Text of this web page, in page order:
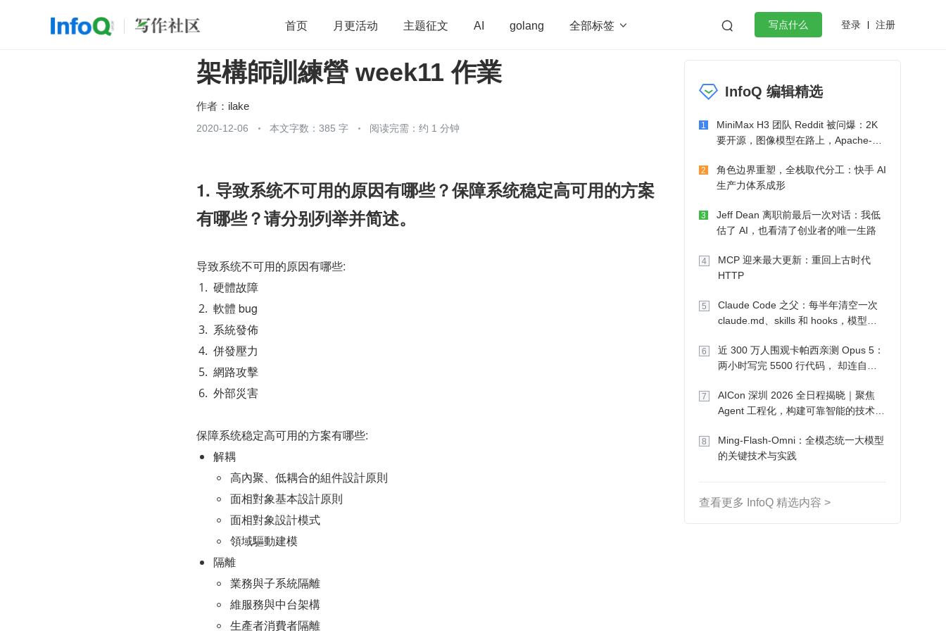
首页 月更活动 主题征文 AI golang 全部标签   写点什么 登录 注册
开源 架构 OpenHarmony 算法 学习方法
微服务架构 flutter
架構師訓練營 week11 作業
作者： ilake
2020-12-06 本文字数：385 字 阅读完需：约 1 分钟
1. 导致系统不可用的原因有哪些？保障系统稳定高可用的方案
有哪些？请分别列举并简述。
导致系统不可用的原因有哪些:
硬體故障
軟體 bug
系統發佈
併發壓力
網路攻擊
外部災害
保障系统稳定高可用的方案有哪些:
解耦
高內聚、低耦合的組件設計原則
面相對象基本設計原則
面相對象設計模式
領域驅動建模
隔離
業務與子系統隔離
維服務與中台架構
生產者消費者隔離
InfoQ 编辑精选
1
MiniMax H3 团队 Reddit 被问爆：2K
要开源，图像模型在路上，Apache-2.0
2
角色边界重塑，全栈取代分工：快手 AI
生产力体系成形
3
Jeff Dean 离职前最后一次对话：我低
估了 AI，也看清了创业者的唯一生路
4
MCP 迎来最大更新：重回上古时代
HTTP
5
Claude Code 之父：每半年清空一次
claude.md、skills 和 hooks，模型自
6
近 300 万人围观卡帕西亲测 Opus 5：
两小时写完 5500 行代码， 却连自己
7
AICon 深圳 2026 全日程揭晓｜聚焦
Agent 工程化，构建可靠智能的技术路
8
Ming-Flash-Omni：全模态统一大模型
的关键技术与实践
查看更多 InfoQ 精选内容 >